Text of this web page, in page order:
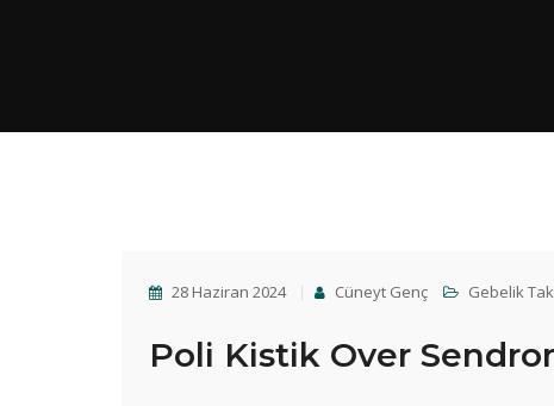
28 Haziran 2024 Cüneyt Genç Gebelik
Poli Kistik Over